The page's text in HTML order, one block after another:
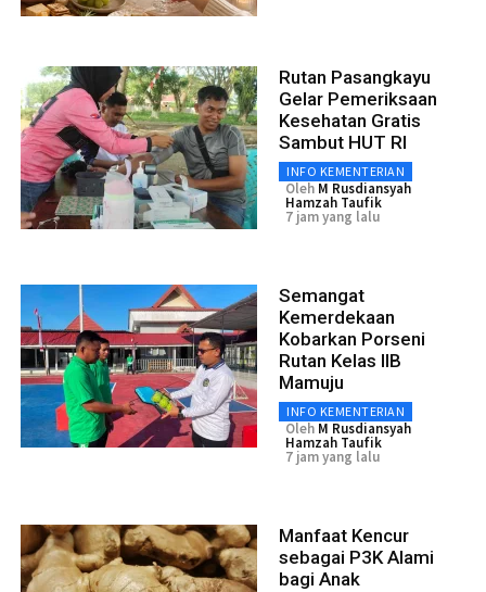
Rutan Pasangkayu
Gelar Pemeriksaan
Kesehatan Gratis
Sambut HUT RI
INFO KEMENTERIAN
Oleh M Rusdiansyah
Hamzah Taufik
7 jam yang lalu
Semangat
Kemerdekaan
Kobarkan Porseni
Rutan Kelas IIB
Mamuju
INFO KEMENTERIAN
Oleh M Rusdiansyah
Hamzah Taufik
7 jam yang lalu
Manfaat Kencur
sebagai P3K Alami
bagi Anak